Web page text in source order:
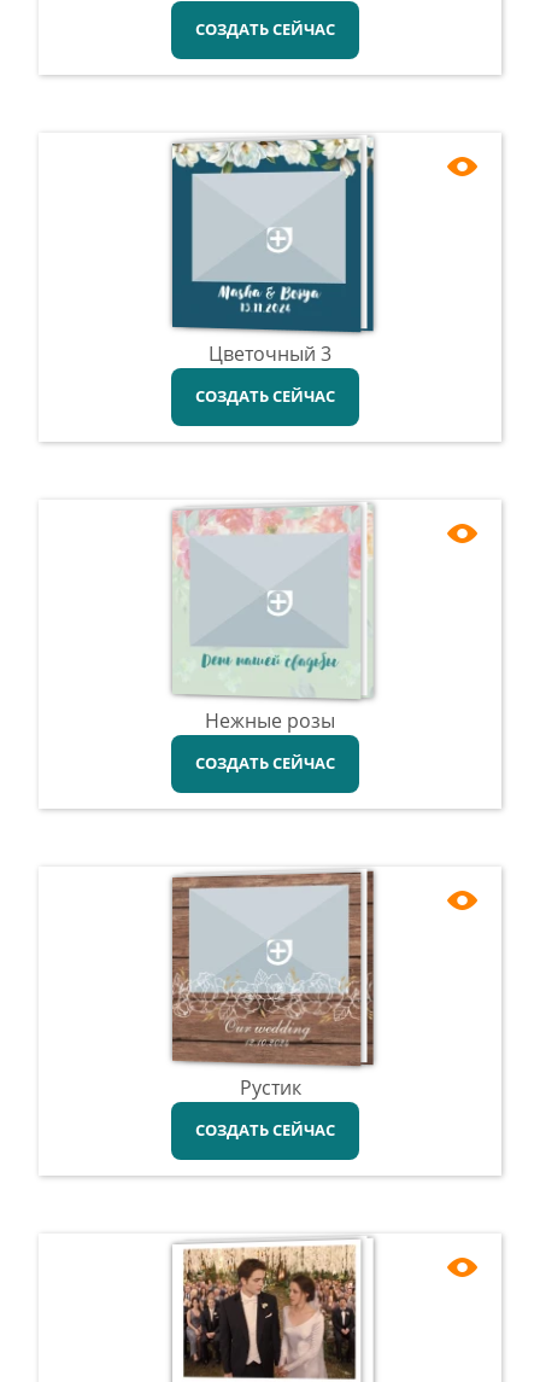
СОЗДАТЬ СЕЙЧАС
Цветочный 3
СОЗДАТЬ СЕЙЧАС
Нежные розы
СОЗДАТЬ СЕЙЧАС
Рустик
СОЗДАТЬ СЕЙЧАС